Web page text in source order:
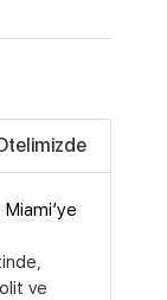
Miami’ye
ve